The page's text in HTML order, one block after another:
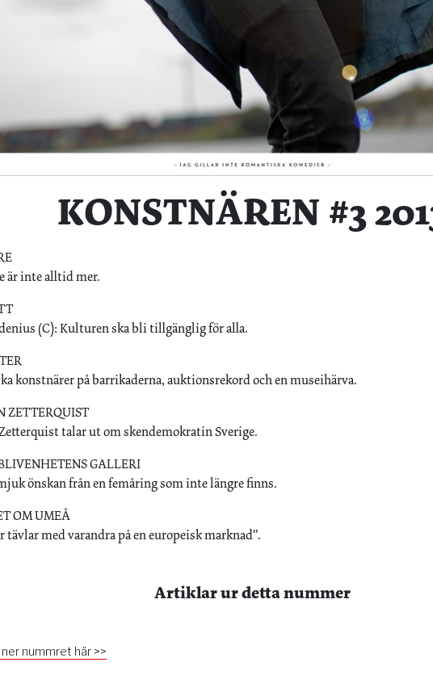
KONSTNÄREN #3
är inte alltid mer.
(C): Kulturen ska bli tillgänglig för alla.
konstnärer på barrikaderna, auktionsrekord och en museihärva.
ZETTERQUIST
talar ut om skendemokratin Sverige.
GALLERI
önskan från en femåring som inte längre finns.
OM UMEÅ
tävlar med varandra på en europeisk marknad".
Artiklar ur detta nummer
nummret här >>